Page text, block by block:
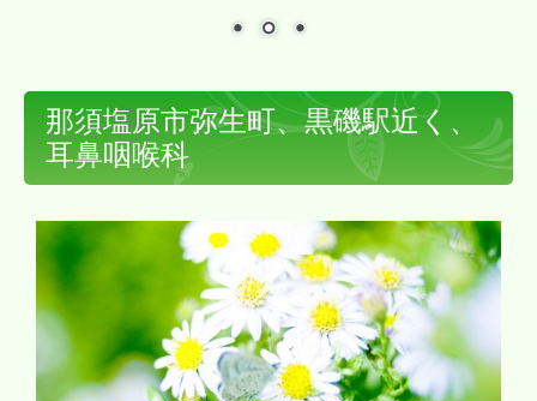
那須塩原市弥生町、黒磯駅近く、
耳鼻咽喉科